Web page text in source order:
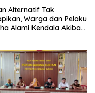
Alternatif Tak
Warga dan Pelaku
Alami Kendala Akibat